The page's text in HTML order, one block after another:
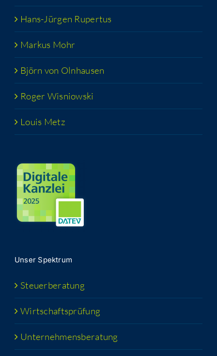
Hans-Jür­­gen Rupertus
Mar­kus Mohr
Björn von Olnhausen
Roger Wis­niow­ski
Lou­is Metz
Unser Spek­trum
Steu­er­be­ra­tung
Wirt­schafts­prü­fung
Unter­neh­mens­be­ra­tung